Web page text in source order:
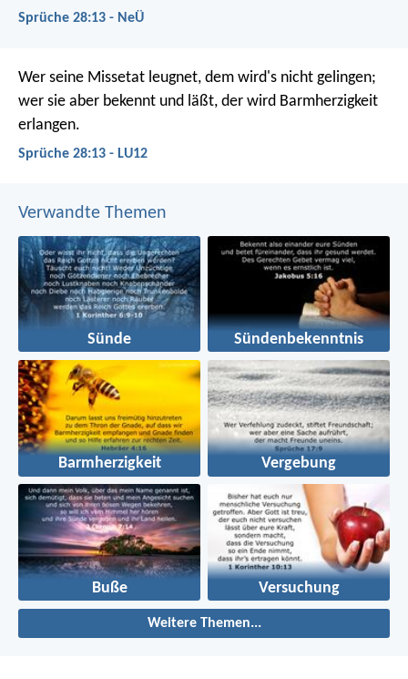
Sprüche 28:13 - NeÜ
Wer seine Missetat leugnet, dem wird's nicht gelingen;
wer sie aber bekennt und läßt, der wird Barmherzigkeit
erlangen.
Sprüche 28:13 - LU12
Verwandte Themen
Sünde Sündenbekenntnis
Barmherzigkeit Vergebung
Buße Versuchung
Weitere Themen...